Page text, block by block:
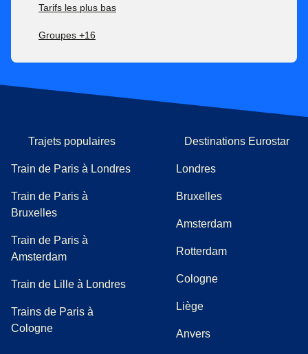
Tarifs les plus bas
Groupes +16
Trajets populaires
Train de Paris à Londres
Train de Paris à
Bruxelles
Train de Paris à
Amsterdam
Train de Lille à Londres
Trains de Paris à
Cologne
Destinations Eurostar
Londres
Bruxelles
Amsterdam
Rotterdam
Cologne
Liège
Anvers